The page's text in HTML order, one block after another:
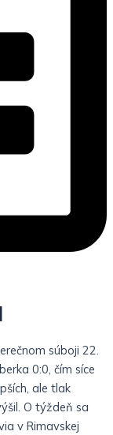
súboji 22.
0:0, čím síce
ale tlak
O týždeň sa
v Rimavskej